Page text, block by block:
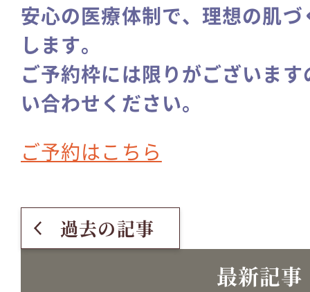
安心の医療体制で、理想の肌
します。
ご予約枠には限りがございま
い合わせください。
ご予約はこちら
過去の記事
最新記事